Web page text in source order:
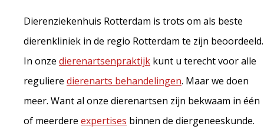
Dierenziekenhuis Rotterdam is trots om als beste
dierenkliniek in de regio Rotterdam te zijn beoordeeld.
In onze dierenartsenpraktijk kunt u terecht voor alle
reguliere dierenarts behandelingen. Maar we doen
meer. Want al onze dierenartsen zijn bekwaam in één
of meerdere expertises binnen de diergeneeskunde.